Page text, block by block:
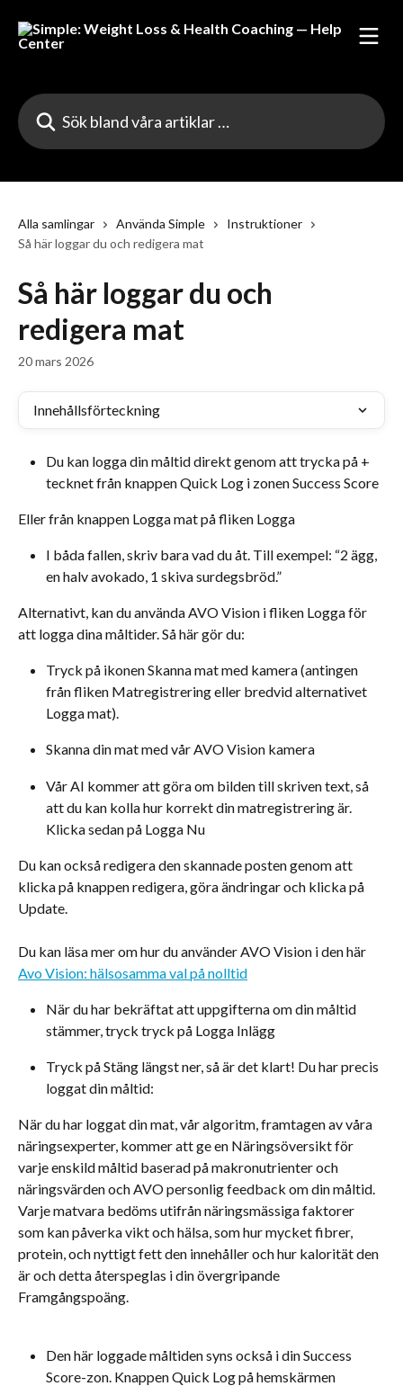
Sök bland våra artiklar …
Alla samlingar Använda Simple
Instruktioner
Så här loggar du och redigera mat
Så här loggar du och
redigera mat
20 mars 2026
Innehållsförteckning
Du kan logga din måltid direkt genom att trycka på +
tecknet från knappen Quick Log i zonen Success Score
Eller från knappen Logga mat på fliken Logga
​I båda fallen, skriv bara vad du åt. Till exempel: “2 ägg,
en halv avokado, 1 skiva surdegsbröd.”
Alternativt, kan du använda AVO Vision i fliken Logga för
att logga dina måltider. Så här gör du:
Tryck på ikonen Skanna mat med kamera (antingen
från fliken Matregistrering eller bredvid alternativet
Logga mat).
Skanna din mat med vår AVO Vision kamera
Vår AI kommer att göra om bilden till skriven text, så
att du kan kolla hur korrekt din matregistrering är.
Klicka sedan på Logga Nu
Du kan också redigera den skannade posten genom att
klicka på knappen redigera, göra ändringar och klicka på
Update.
Du kan läsa mer om hur du använder AVO Vision i den här
Avo Vision: hälsosamma val på nolltid
​När du har bekräftat att uppgifterna om din måltid
stämmer, tryck tryck på Logga Inlägg
Tryck på Stäng längst ner, så är det klart! Du har precis
loggat din måltid:
När du har loggat din mat, vår algoritm, framtagen av våra
näringsexperter, kommer att ge en Näringsöversikt för
varje enskild måltid baserad på makronutrienter och
näringsvärden och AVO personlig feedback om din måltid.
Varje matvara bedöms utifrån näringsmässiga faktorer
som kan påverka vikt och hälsa, som hur mycket fibrer,
protein, och nyttigt fett den innehåller och hur kalorität den
är och detta återspeglas i din övergripande
Framgångspoäng.
Den här loggade måltiden syns också i din Success
Score-zon. Knappen Quick Log på hemskärmen